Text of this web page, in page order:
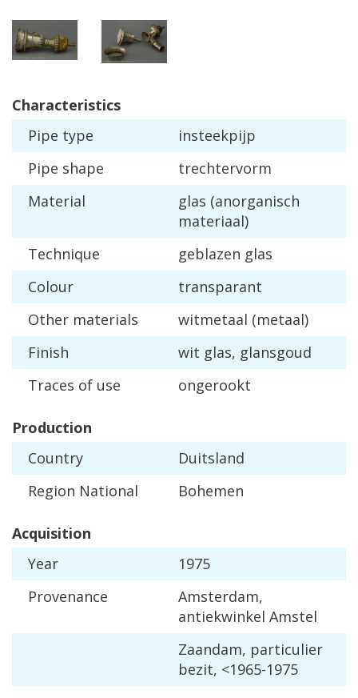
Characteristics
Pipe type
insteekpijp
Pipe shape
trechtervorm
Material
glas (anorganisch
materiaal)
Technique
geblazen glas
Colour
transparant
Other materials witmetaal (metaal)
Finish
wit glas, glansgoud
Traces of use ongerookt
Production
Country
Duitsland
Region National Bohemen
Acquisition
Year
1975
Provenance
Amsterdam,
antiekwinkel Amstel
Zaandam, particulier
bezit, <1965-1975